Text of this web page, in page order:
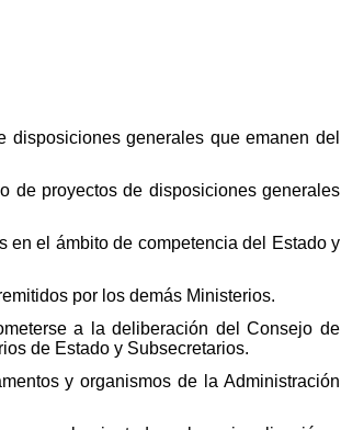
generales que emanen del
de proyectos de disposiciones generales
en el ámbito de competencia del Estado y
por los demás Ministerios.
a la deliberación del Consejo de
de Estado y Subsecretarios.
y organismos de la Administración